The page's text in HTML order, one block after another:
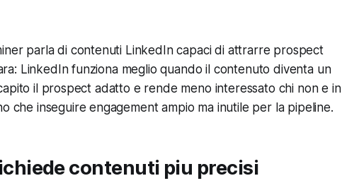
parla di contenuti LinkedIn capaci di attrarre prospect
LinkedIn funziona meglio quando il contenuto diventa un
il prospect adatto e rende meno interessato chi non e in
che inseguire engagement ampio ma inutile per la pipeline.
contenuti piu precisi